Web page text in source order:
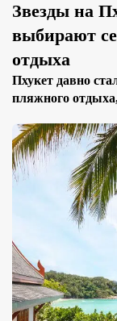
Звезды на
выбирают
отдыха
Пхукет давно
пляжного
личными
отели, умеющие
побережья
«кварталами
музыканты,
королевские […]